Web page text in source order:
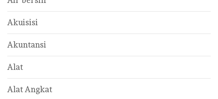
Akuisisi
Akuntansi
Alat
Alat Angkat